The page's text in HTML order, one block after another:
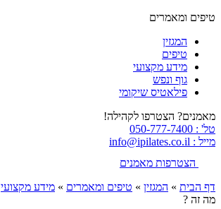
טיפים ומאמרים
המגזין
טיפים
מידע מקצועי
גוף ונפש
פילאטיס שיקומי
מאמנים? הצטרפו לקהילה!
טל' : 050-777-7400
מייל : info@ipilates.co.il
הצטרפות מאמנים
דף הבית » המגזין » טיפים ומאמרים » מידע מקצועי
מה זה ?